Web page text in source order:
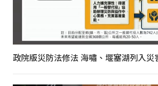
政院版災防法修法 海嘯、堰塞湖列入災